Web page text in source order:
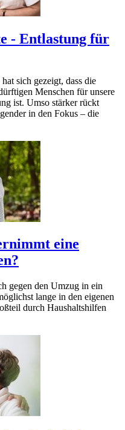
- Entlastung für
sich gezeigt, dass die
Menschen für unsere
ist. Umso stärker rückt
in den Fokus – die
eine
gegen den Umzug in ein
lange in den eigenen
durch Haushaltshilfen